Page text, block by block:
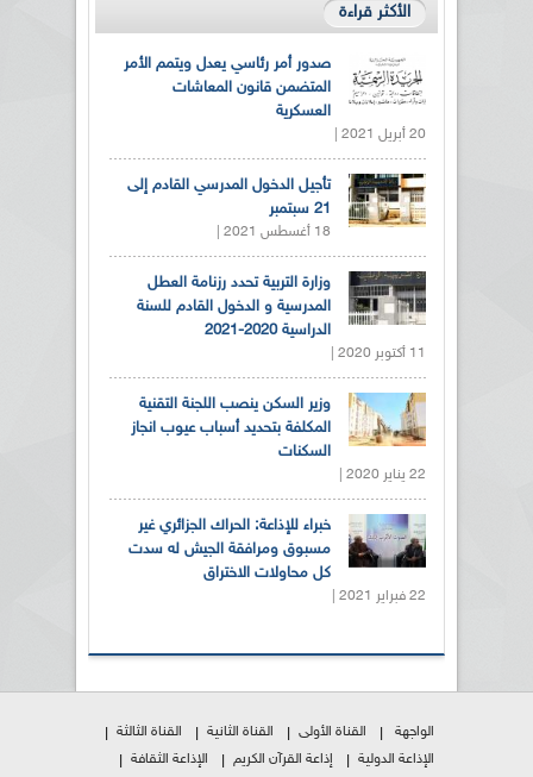
الأكثر قراءة
صدور أمر رئاسي يعدل ويتمم الأمر
المتضمن قانون المعاشات
العسكرية
20 أبريل 2021 |
تأجيل الدخول المدرسي القادم إلى
21 سبتمبر
18 أغسطس 2021 |
وزارة التربية تحدد رزنامة العطل
المدرسية و الدخول القادم للسنة
الدراسية 2020-2021
11 أكتوبر 2020 |
وزير السكن ينصب اللجنة التقنية
المكلفة بتحديد أسباب عيوب انجاز
السكنات
22 يناير 2020 |
خبراء للإذاعة: الحراك الجزائري غير
مسبوق ومرافقة الجيش له سدت
كل محاولات الاختراق
22 فبراير 2021 |
الواجهة القناة الأولى القناة الثانية
القناة الثالثة
الإذاعة الدولية
إذاعة القرآن الكريم الإذاعة الثقافة